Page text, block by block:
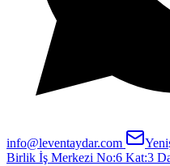
info@leventaydar.com
Birlik İş Merkezi No:6 Kat:3